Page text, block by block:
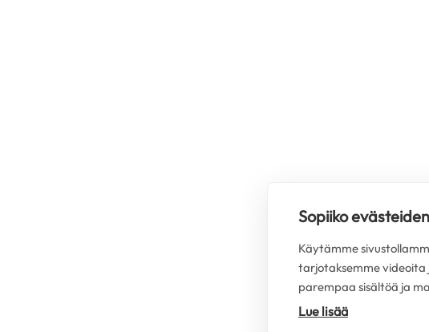
Sopiiko
Käytämme
tarjotaksemme videoita
parempaa sisältöä ja
Lue lisää